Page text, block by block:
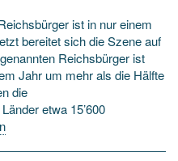
ist in nur einem
bereitet sich die Szene auf
Reichsbürger ist
Jahr um mehr als die Hälfte
die
etwa 15’600